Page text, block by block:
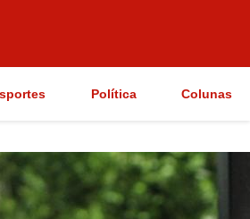
Política Colunas